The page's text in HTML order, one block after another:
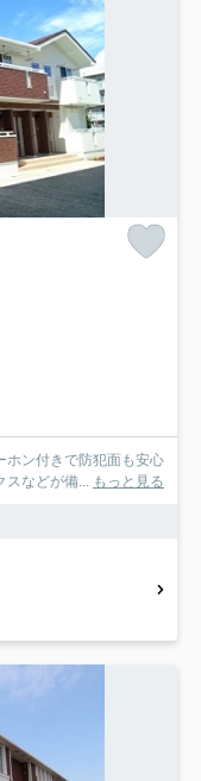
ホン付きで防犯面も安心
スなどが備... もっと見る